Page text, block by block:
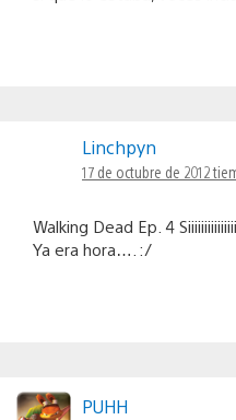
Linchpyn
17 de octubre de 2012
Walking Dead Ep. 4
Ya era hora…. :/
PUHH